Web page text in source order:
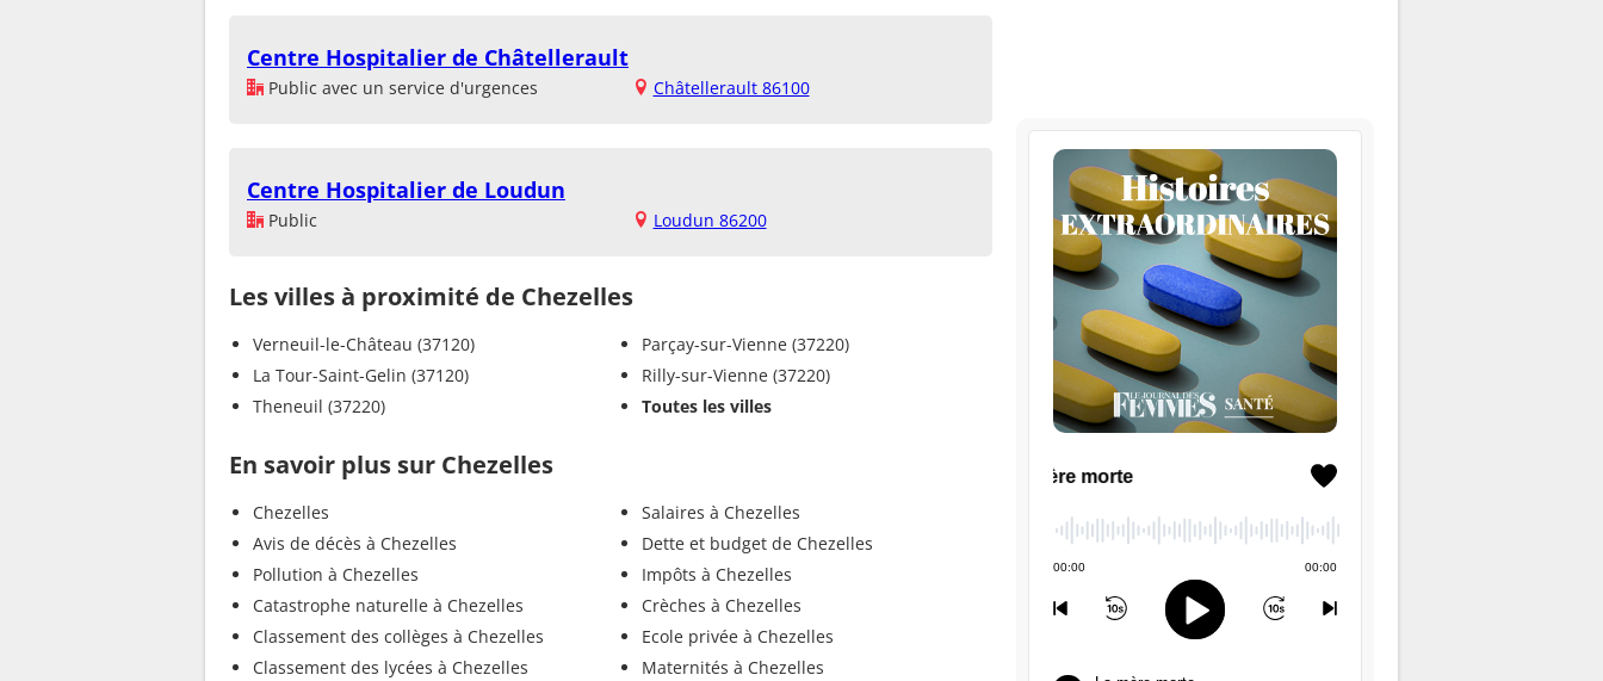
Centre Hospitalier de Châtellerault
Public avec un service d'urgences Châtellerault 86100
Centre Hospitalier de Loudun
Public Loudun 86200
Les villes à proximité de Chezelles
Verneuil-le-Château (37120)
La Tour-Saint-Gelin (37120)
Theneuil (37220)
Parçay-sur-Vienne (37220)
Rilly-sur-Vienne (37220)
Toutes les villes
En savoir plus sur Chezelles
Chezelles
Avis de décès à Chezelles
Pollution à Chezelles
Catastrophe naturelle à Chezelles
Classement des collèges à Chezelles
Classement des lycées à Chezelles
Salaires à Chezelles
Dette et budget de Chezelles
Impôts à Chezelles
Crèches à Chezelles
Ecole privée à Chezelles
Maternités à Chezelles